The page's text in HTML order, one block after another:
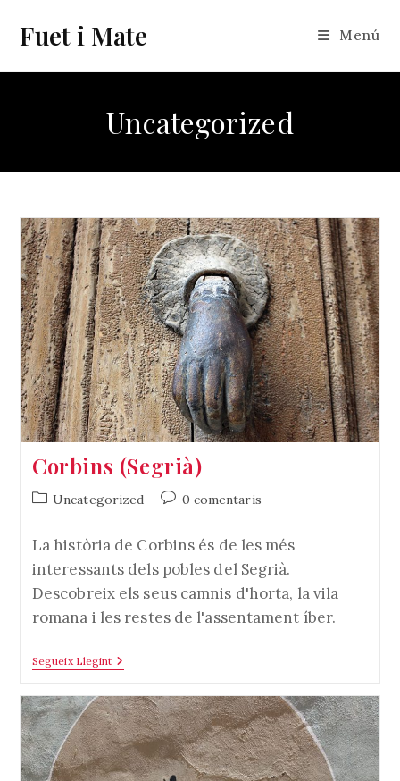
contingut
Fuet i Mate Menú
Uncategorized
Corbins (Segrià)
Categoria
l'entrada:
Uncategorized
Comentaris
l'entrada:
0 comentaris
La història de Corbins és de les més
interessants dels pobles del Segrià.
Descobreix els seus camnis d'horta, la vila
romana i les restes de l'assentament íber.
Segueix LlegintCorbins
(Segrià)